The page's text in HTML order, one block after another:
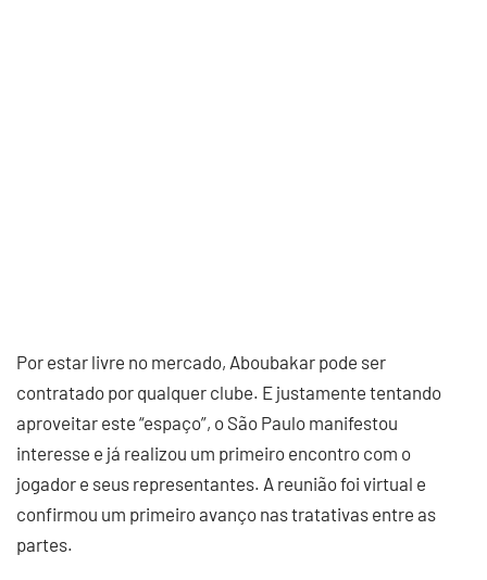
Por estar livre no mercado, Aboubakar pode ser
contratado por qualquer clube. E justamente tentando
aproveitar este “espaço”, o São Paulo manifestou
interesse e já realizou um primeiro encontro com o
jogador e seus representantes. A reunião foi virtual e
confirmou um primeiro avanço nas tratativas entre as
partes.